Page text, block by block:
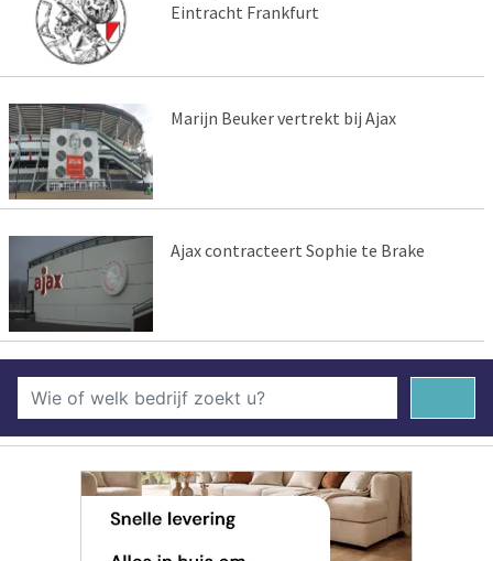
Eintracht Frankfurt
Marijn Beuker vertrekt bij Ajax
Ajax contracteert Sophie te Brake